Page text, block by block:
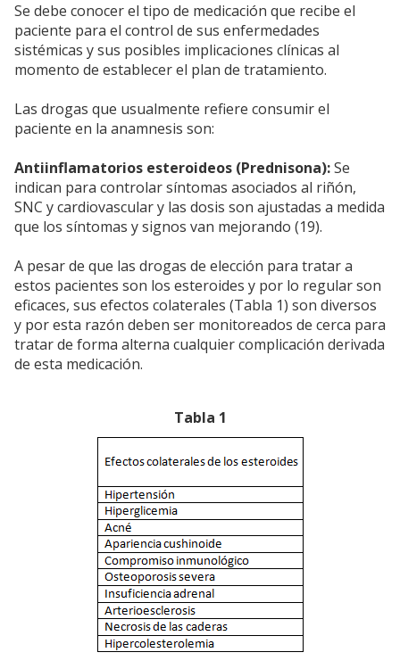
Se debe conocer el tipo de medicación que recibe el
paciente para el control de sus enfermedades
sistémicas y sus posibles implicaciones clínicas al
momento de establecer el plan de tratamiento.
Las drogas que usualmente refiere consumir el
paciente en la anamnesis son:
Antiinflamatorios esteroideos (Prednisona):Se
indican para controlar síntomas asociados al riñón,
SNC y cardiovascular y las dosis son ajustadas a medida
que los síntomas y signos van mejorando (19).
A pesar de que las drogas de elección para tratar a
estos pacientes son los esteroides y por lo regular son
eficaces, sus efectos colaterales (Tabla 1) son diversos
y por esta razón deben ser monitoreados de cerca para
tratar de forma alterna cualquier complicación derivada
de esta medicación.
Tabla 1